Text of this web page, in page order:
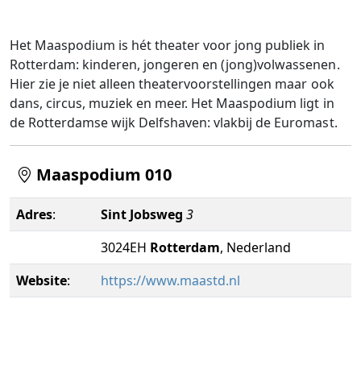
Het Maaspodium is hét theater voor jong publiek in
Rotterdam: kinderen, jongeren en (jong)volwassenen.
Hier zie je niet alleen theatervoorstellingen maar ook
dans, circus, muziek en meer. Het Maaspodium ligt in
de Rotterdamse wijk Delfshaven: vlakbij de Euromast.
Maaspodium 010
Adres: Sint Jobsweg 3
3024EH Rotterdam, Nederland
Website: https://www.maastd.nl